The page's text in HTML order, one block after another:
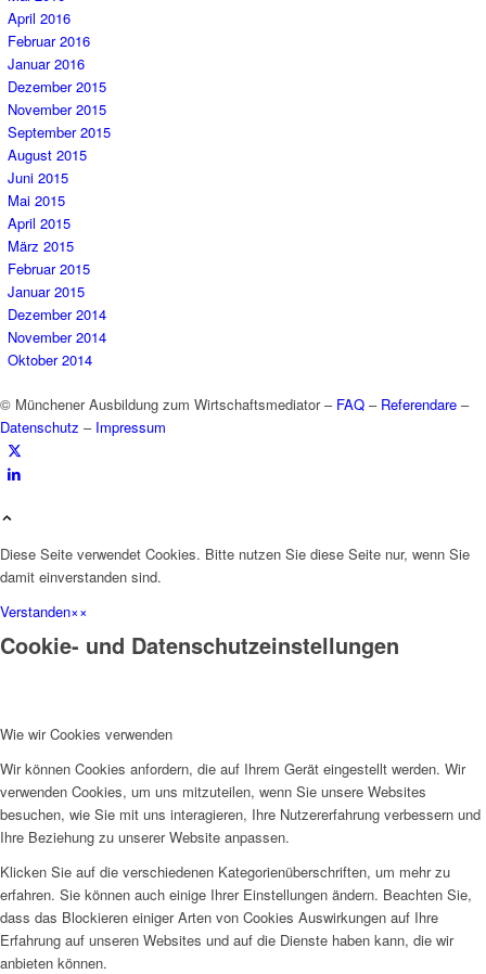
April 2016
Februar 2016
Januar 2016
Dezember 2015
November 2015
September 2015
August 2015
Juni 2015
Mai 2015
April 2015
März 2015
Februar 2015
Januar 2015
Dezember 2014
November 2014
Oktober 2014
© Münchener Ausbildung zum Wirtschaftsmediator – FAQ – Referendare –
Datenschutz – Impressum
Diese Seite verwendet Cookies. Bitte nutzen Sie diese Seite nur, wenn Sie
damit einverstanden sind.
Verstanden××
Cookie- und Datenschutzeinstellungen
Wie wir Cookies verwenden
Wir können Cookies anfordern, die auf Ihrem Gerät eingestellt werden. Wir
verwenden Cookies, um uns mitzuteilen, wenn Sie unsere Websites
besuchen, wie Sie mit uns interagieren, Ihre Nutzererfahrung verbessern und
Ihre Beziehung zu unserer Website anpassen.
Klicken Sie auf die verschiedenen Kategorienüberschriften, um mehr zu
erfahren. Sie können auch einige Ihrer Einstellungen ändern. Beachten Sie,
dass das Blockieren einiger Arten von Cookies Auswirkungen auf Ihre
Erfahrung auf unseren Websites und auf die Dienste haben kann, die wir
anbieten können.